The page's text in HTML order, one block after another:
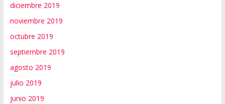
diciembre 2019
noviembre 2019
octubre 2019
septiembre 2019
agosto 2019
julio 2019
junio 2019